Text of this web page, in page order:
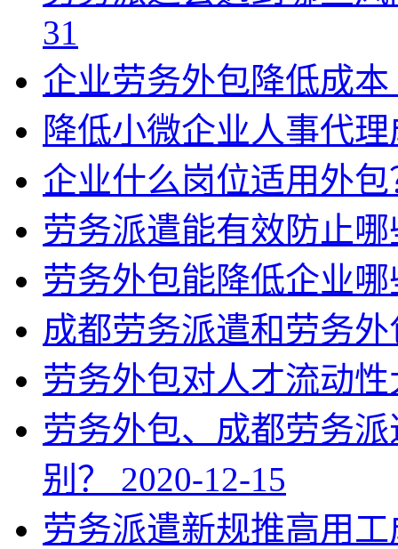
31
企业劳务外包降低成本
降低小微企业人事代
企业什么岗位适用外
劳务派遣能有效防止
劳务外包能降低企业
成都劳务派遣和劳务
劳务外包对人才流动
劳务外包、成都劳务
别？ 2020-12-15
劳务派遣新规推高用